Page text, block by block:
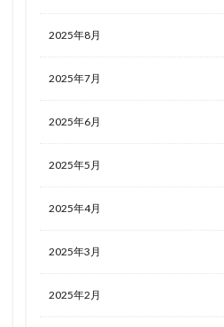
2025年8月
2025年7月
2025年6月
2025年5月
2025年4月
2025年3月
2025年2月